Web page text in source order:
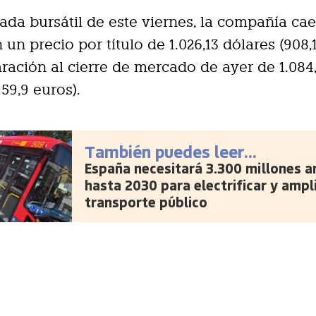
bursátil de este viernes, la compañía
un precio por título de 1.026,13 dólares
al cierre de mercado de ayer de
euros).
También puedes leer...
España necesitará 3.300 millones
hasta 2030 para electrificar y
transporte público